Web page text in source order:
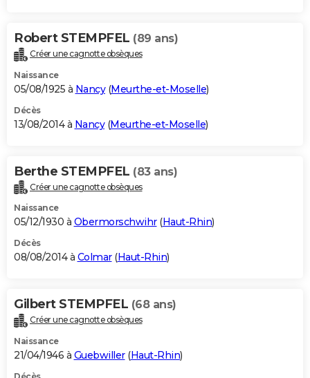
Robert STEMPFEL (89 ans)
Créer une cagnotte obsèques
Naissance
05/08/1925 à Nancy(Meurthe-et-Moselle)
Décès
13/08/2014 à Nancy(Meurthe-et-Moselle)
Berthe STEMPFEL (83 ans)
Créer une cagnotte obsèques
Naissance
05/12/1930 à Obermorschwihr(Haut-Rhin)
Décès
08/08/2014 à Colmar(Haut-Rhin)
Gilbert STEMPFEL (68 ans)
Créer une cagnotte obsèques
Naissance
21/04/1946 à Guebwiller(Haut-Rhin)